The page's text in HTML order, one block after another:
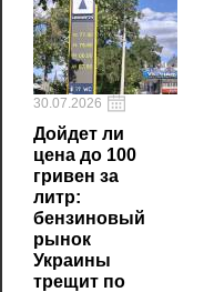
30.07.2026
Дойдет ли
цена до 100
гривен за
литр:
бензиновый
рынок
Украины
трещит по